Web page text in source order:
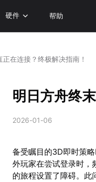
硬件 帮助
在连接？终极解决指南！
明日方舟终
2026-01-06
备受瞩目的3D即时策
外玩家在尝试登录时，
的旅程设置了障碍。此